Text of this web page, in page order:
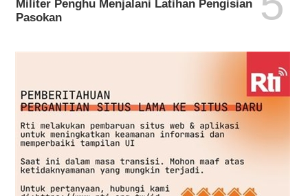
Militer Penghu Menjalani Latihan Pengisian
Pasokan